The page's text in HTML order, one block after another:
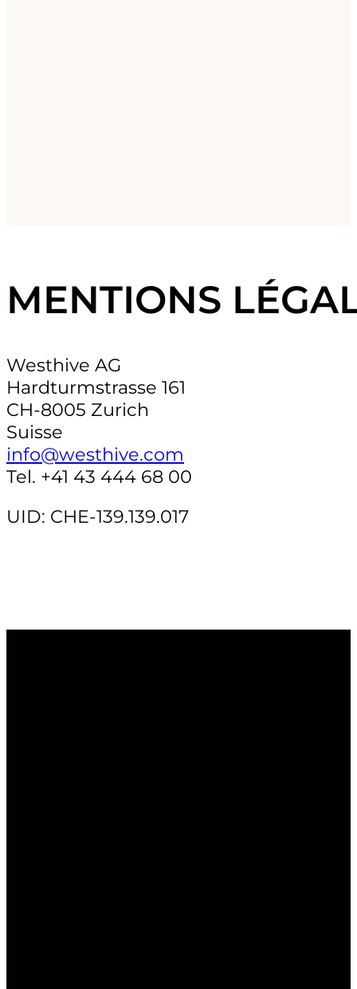
MENTIONS
Westhive AG
Hardturmstrasse 161
CH-8005 Zurich
Suisse
info@westhive.com
Tel. +41 43 444 68 00
UID: CHE-139.139.017